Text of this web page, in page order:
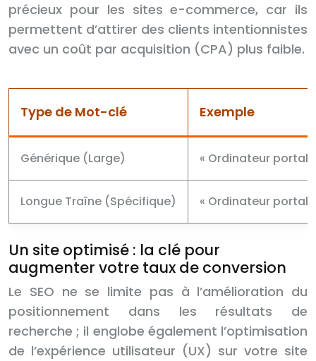
précieux pour les sites e-commerce, car ils
permettent d’attirer des clients intentionnistes
avec un coût par acquisition (CPA) plus faible.
Type de Mot-clé Exemple
Générique (Large) « Ordinateur
Longue Traîne (Spécifique) « Ordinateur
Un site optimisé : la clé pour
augmenter votre taux de conversion
Le SEO ne se limite pas à l’amélioration du
positionnement dans les résultats de
recherche ; il englobe également l’optimisation
de l’expérience utilisateur (UX) sur votre site